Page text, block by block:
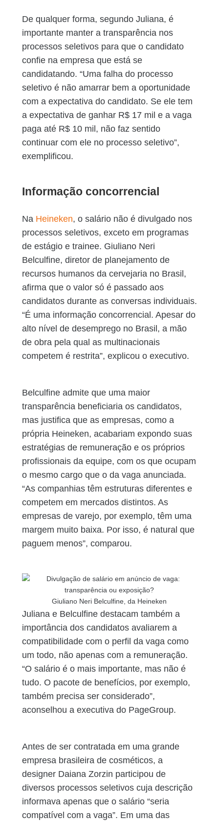
De qualquer forma, segundo Juliana, é
importante manter a transparência nos
processos seletivos para que o candidato
confie na empresa que está se
candidatando. “Uma falha do processo
seletivo é não amarrar bem a oportunidade
com a expectativa do candidato. Se ele tem
a expectativa de ganhar R$ 17 mil e a vaga
paga até R$ 10 mil, não faz sentido
continuar com ele no processo seletivo”,
exemplificou.
Informação concorrencial
Na Heineken, o salário não é divulgado nos
processos seletivos, exceto em programas
de estágio e trainee. Giuliano Neri
Belculfine, diretor de planejamento de
recursos humanos da cervejaria no Brasil,
afirma que o valor só é passado aos
candidatos durante as conversas individuais.
“É uma informação concorrencial. Apesar do
alto nível de desemprego no Brasil, a mão
de obra pela qual as multinacionais
competem é restrita”, explicou o executivo.
Belculfine admite que uma maior
transparência beneficiaria os candidatos,
mas justifica que as empresas, como a
própria Heineken, acabariam expondo suas
estratégias de remuneração e os próprios
profissionais da equipe, com os que ocupam
o mesmo cargo que o da vaga anunciada.
“As companhias têm estruturas diferentes e
competem em mercados distintos. As
empresas de varejo, por exemplo, têm uma
margem muito baixa. Por isso, é natural que
paguem menos”, comparou.
Giuliano Neri Belculfine, da Heineken
Juliana e Belculfine destacam também a
importância dos candidatos avaliarem a
compatibilidade com o perfil da vaga como
um todo, não apenas com a remuneração.
“O salário é o mais importante, mas não é
tudo. O pacote de benefícios, por exemplo,
também precisa ser considerado”,
aconselhou a executiva do PageGroup.
Antes de ser contratada em uma grande
empresa brasileira de cosméticos, a
designer Daiana Zorzin participou de
diversos processos seletivos cuja descrição
informava apenas que o salário “seria
compatível com a vaga”. Em uma das